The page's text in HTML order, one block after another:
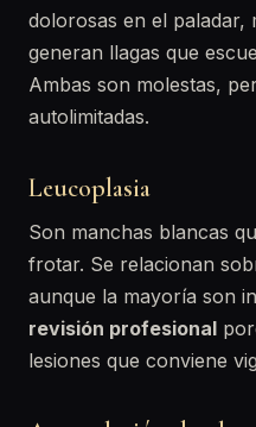
dolorosas en el paladar,
generan llagas que
Ambas son molestas,
autolimitadas.
Leucoplasia
Son manchas blancas
frotar. Se relacionan
aunque la mayoría son
revisión profesional
lesiones que conviene